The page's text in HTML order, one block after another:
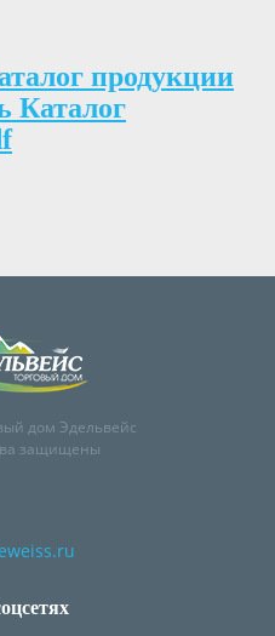
продукции
Каталог
дом Эдельвейс
защищены